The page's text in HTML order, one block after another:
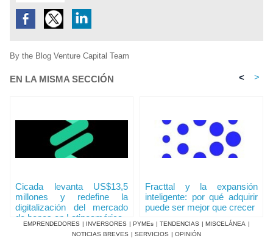
By the Blog Venture Capital Team
EN LA MISMA SECCIÓN < >
Cicada levanta US$13,5
millones y redefine la
digitalización del mercado
de bonos en Latinoamérica
Fracttal y la expansión
inteligente: por qué adquirir
puede ser mejor que crecer
EMPRENDEDORES | INVERSORES | PYMEs | TENDENCIAS | MISCELÁNEA |
NOTICIAS BREVES | SERVICIOS | OPINIÓN